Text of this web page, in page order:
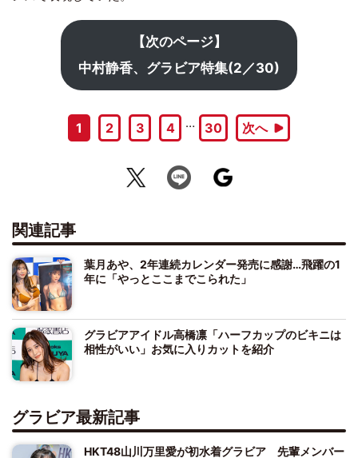
【次のページ】
中村静香、グラビア特集(2／30)
1 2 3 4 … 30 次へ
関連記事
葉月あや、2年連続カレンダー発売に感謝…飛躍の1
年に「やっとここまでこられた」
グラビアアイドル高橋凛「ハーフカップのビキニは
相性がいい」お気に入りカットを紹介
グラビア最新記事
HKT48山川万里愛が初水着グラビア 先輩メンバー